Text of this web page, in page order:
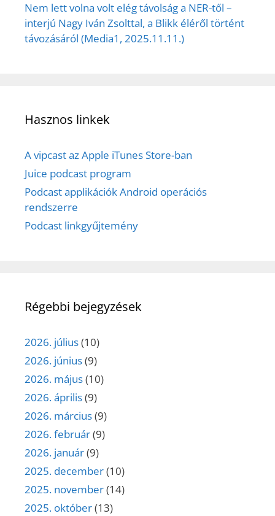
Nem lett volna volt elég távolság a NER-től –
interjú Nagy Iván Zsolttal, a Blikk éléről történt
távozásáról (Media1, 2025.11.11.)
Hasznos linkek
A vipcast az Apple iTunes Store-ban
Juice podcast program
Podcast applikációk Android operációs
rendszerre
Podcast linkgyűjtemény
Régebbi bejegyzések
2026. július(10)
2026. június(9)
2026. május(10)
2026. április(9)
2026. március(9)
2026. február(9)
2026. január(9)
2025. december(10)
2025. november(14)
2025. október(13)